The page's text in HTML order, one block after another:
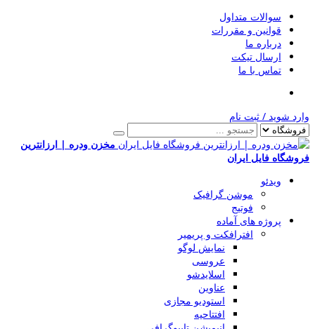
سوالات متداول
قوانین و مقررات
درباره ما
ارسال تیکت
تماس با ما
وارد شوید / ثبت نام
مخزن ودره | ارزانترین
فروشگاه فایل ایران
ویدئو
موشن گرافیک
فوتیج
پروژه های آماده
افترافکت و پریمیر
نمایش لوگو
عروسی
اسلایدشو
عناوین
استودیو مجازی
افتتاحیه